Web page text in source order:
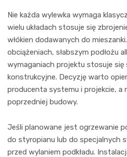
Nie każda wylewka wymaga
wielu układach stosuje się
włókien dodawanych do
obciążeniach, słabszym podłożu
wymaganiach projektu stosuje się
konstrukcyjne. Decyzję warto
producenta systemu i projekcie, a
poprzedniej budowy.
Jeśli planowane jest ogrzewanie
do styropianu lub do specjalnych
przed wylaniem podkładu.